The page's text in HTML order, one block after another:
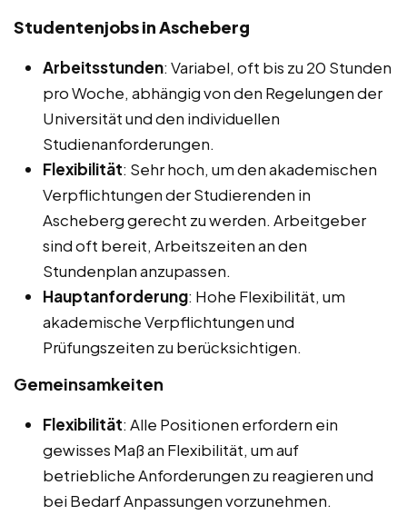
Studentenjobs in Ascheberg
Arbeitsstunden: Variabel, oft bis zu 20 Stunden
pro Woche, abhängig von den Regelungen der
Universität und den individuellen
Studienanforderungen.
Flexibilität: Sehr hoch, um den akademischen
Verpflichtungen der Studierenden in
Ascheberg gerecht zu werden. Arbeitgeber
sind oft bereit, Arbeitszeiten an den
Stundenplan anzupassen.
Hauptanforderung: Hohe Flexibilität, um
akademische Verpflichtungen und
Prüfungszeiten zu berücksichtigen.
Gemeinsamkeiten
Flexibilität: Alle Positionen erfordern ein
gewisses Maß an Flexibilität, um auf
betriebliche Anforderungen zu reagieren und
bei Bedarf Anpassungen vorzunehmen.